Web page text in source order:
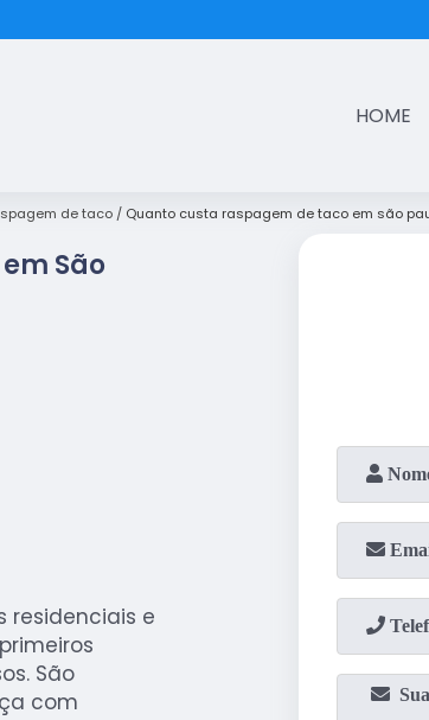
HOME
de taco Quanto custa raspagem de taco em são
São
residenciais e
São
com